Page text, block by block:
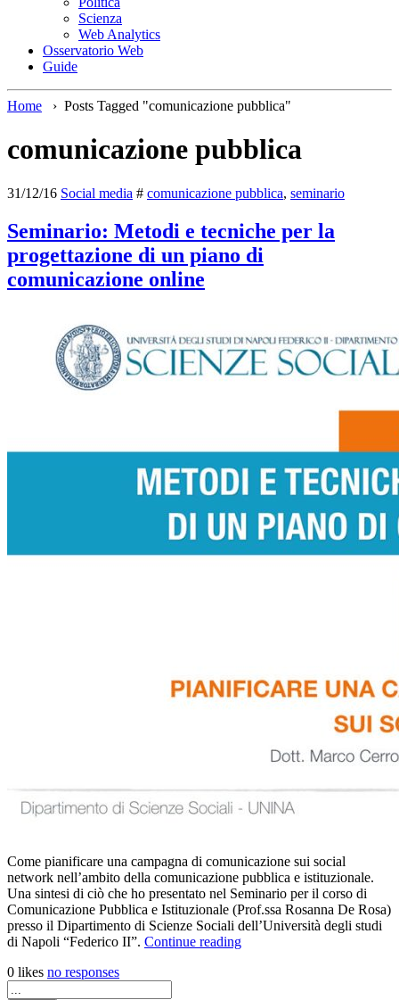
Scienza
Web Analytics
Osservatorio Web
Guide
Home › Posts Tagged "comunicazione pubblica"
comunicazione pubblica
31/12/16 Social media # comunicazione pubblica, seminario
Seminario: Metodi e tecniche per la
progettazione di un piano di
comunicazione online
Come pianificare una campagna di comunicazione sui social
network nell’ambito della comunicazione pubblica e istituzionale.
Una sintesi di ciò che ho presentato nel Seminario per il corso di
Comunicazione Pubblica e Istituzionale (Prof.ssa Rosanna De Rosa)
presso il Dipartimento di Scienze Sociali dell’Università degli studi
di Napoli “Federico II”. Continue reading
0 likes no responses